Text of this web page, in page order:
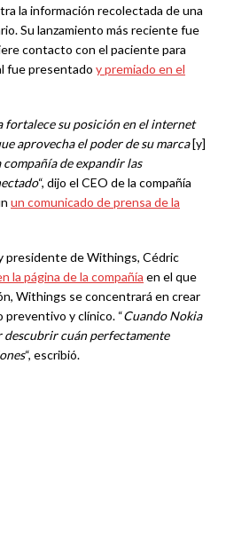
la información recolectada de una
Su lanzamiento más reciente fue
contacto con el paciente para
fue presentado y premiado en el
fortalece su posición en el internet
aprovecha el poder de su marca[y]
de expandir las
“, dijo el CEO de la compañía
un comunicado de prensa de la
presidente de Withings, Cédric
la página de la compañía en el que
Withings se concentrará en crear
preventivo y clínico. “Cuando Nokia
descubrir cuán perfectamente
“, escribió.